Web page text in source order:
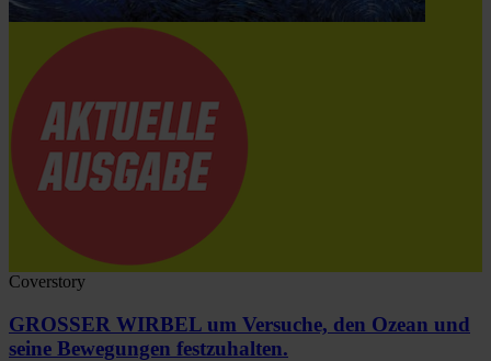
Coverstory
GROSSER WIRBEL um Versuche, den Ozean und
seine Bewegungen festzuhalten.